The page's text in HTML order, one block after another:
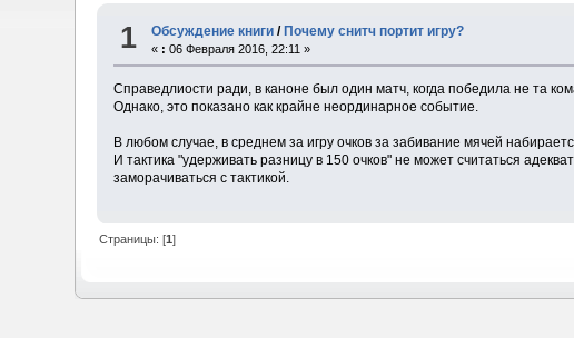
1 Обсуждение книги / Почему снитч портит игру?
« : 06 Февраля 2016, 22:11 »
Справедлиости ради, в каноне был один матч, когда победила не та
Однако, это показано как крайне неординарное событие.
В любом случае, в среднем за игру очков за забивание мячей
И тактика "удерживать разницу в 150 очков" не может считаться
заморачиваться с тактикой.
Страницы: [1]